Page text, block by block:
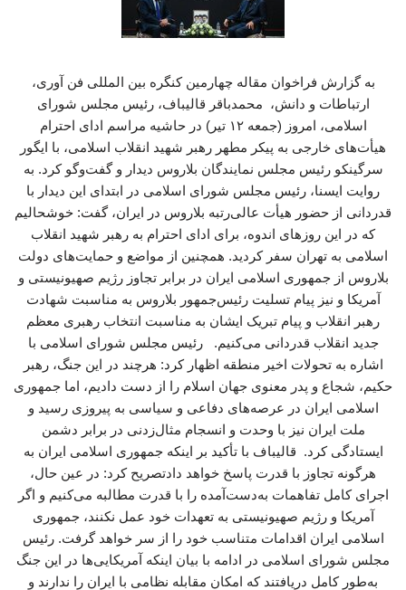
به گزارش فراخوان مقاله چهارمین کنگره بین المللی فن آوری،
ارتباطات و دانش، محمدباقر قالیباف، رئیس مجلس شورای
اسلامی، امروز (جمعه ۱۲ تیر) در حاشیه مراسم ادای احترام
هیأت‌های خارجی به پیکر مطهر رهبر شهید انقلاب اسلامی، با ایگور
سرگینکو رئیس مجلس نمایندگان بلاروس دیدار و گفت‌وگو کرد. به
روایت ایسنا، رئیس مجلس شورای اسلامی در ابتدای این دیدار با
قدردانی از حضور هیأت عالی‌رتبه بلاروس در ایران، گفت: خوشحالیم
که در این روزهای اندوه، برای ادای احترام به رهبر شهید انقلاب
اسلامی به تهران سفر کردید. همچنین از مواضع و حمایت‌های دولت
بلاروس از جمهوری اسلامی ایران در برابر تجاوز رژیم صهیونیستی و
آمریکا و نیز پیام تسلیت رئیس‌جمهور بلاروس به مناسبت شهادت
رهبر انقلاب و پیام تبریک ایشان به مناسبت انتخاب رهبری معظم
جدید انقلاب قدردانی می‌کنیم. رئیس مجلس شورای اسلامی با
اشاره به تحولات اخیر منطقه اظهار کرد: هرچند در این جنگ، رهبر
حکیم، شجاع و پدر معنوی جهان اسلام را از دست دادیم، اما جمهوری
اسلامی ایران در عرصه‌های دفاعی و سیاسی به پیروزی رسید و
ملت ایران نیز با وحدت و انسجام مثال‌زدنی در برابر دشمن
ایستادگی کرد. قالیباف با تأکید بر اینکه جمهوری اسلامی ایران به
هرگونه تجاوز با قدرت پاسخ خواهد دادتصریح کرد: در عین حال،
اجرای کامل تفاهمات به‌دست‌آمده را با قدرت مطالبه می‌کنیم و اگر
آمریکا و رژیم صهیونیستی به تعهدات خود عمل نکنند، جمهوری
اسلامی ایران اقدامات متناسب خود را از سر خواهد گرفت. رئیس
مجلس شورای اسلامی در ادامه با بیان اینکه آمریکایی‌ها در این جنگ
به‌طور کامل دریافتند که امکان مقابله نظامی با ایران را ندارند و